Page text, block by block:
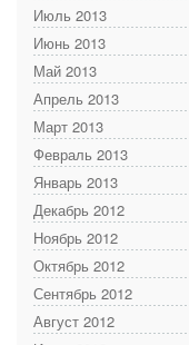
Июль 2013
Июнь 2013
Май 2013
Апрель 2013
Март 2013
Февраль 2013
Январь 2013
Декабрь 2012
Ноябрь 2012
Октябрь 2012
Сентябрь 2012
Август 2012